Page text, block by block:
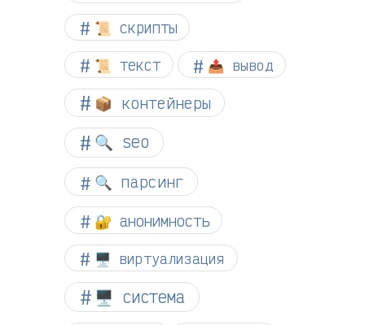
📜 скрипты
📜 текст 📤 вывод
📦 контейнеры
🔍 seo
🔍 парсинг
🔐 анонимность
🖥️ виртуализация
🖥️ система